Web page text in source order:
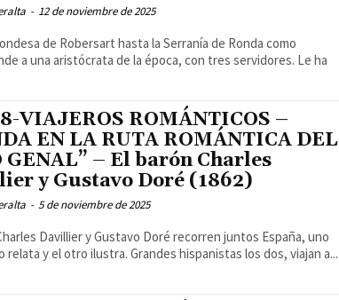
- 12 de noviembre de 2025
de Robersart hasta la Serranía de Ronda como
a una aristócrata de la época, con tres servidores. Le ha
VIAJEROS ROMÁNTICOS –
EN LA RUTA ROMÁNTICA DEL
GENAL” – El barón Charles
y Gustavo Doré (1862)
- 5 de noviembre de 2025
Davillier y Gustavo Doré recorren juntos España, uno
relata y el otro ilustra. Grandes hispanistas los dos, viajan a...